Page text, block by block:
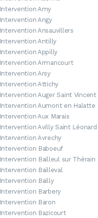
Intervention Amy
Intervention Angy
Intervention Ansauvillers
Intervention Antilly
Intervention Appilly
Intervention Armancourt
Intervention Arsy
Intervention Attichy
Intervention Auger Saint Vincent
Intervention Aumont en Halatte
Intervention Aux Marais
Intervention Avilly Saint Léonard
Intervention Avrechy
Intervention Baboeuf
Intervention Bailleul sur Thérain
Intervention Bailleval
Intervention Bailly
Intervention Barbery
Intervention Baron
Intervention Bazicourt